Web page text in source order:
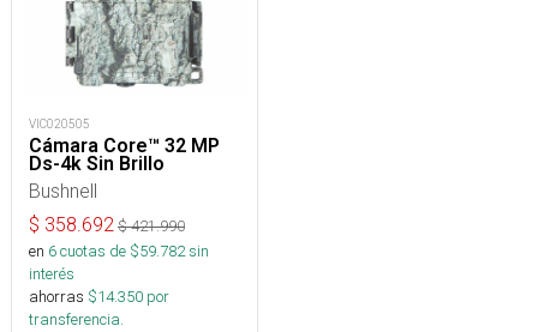
VIC020505
Cámara Core™ 32 MP
Ds-4k Sin Brillo
Bushnell
$ 358.692 $421.990
en 6cuotas de $59.782sin
interés
ahorras $14.350 por
transferencia.